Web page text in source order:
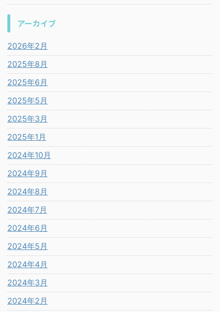
アーカイブ
2026年2月
2025年8月
2025年6月
2025年5月
2025年3月
2025年1月
2024年10月
2024年9月
2024年8月
2024年7月
2024年6月
2024年5月
2024年4月
2024年3月
2024年2月